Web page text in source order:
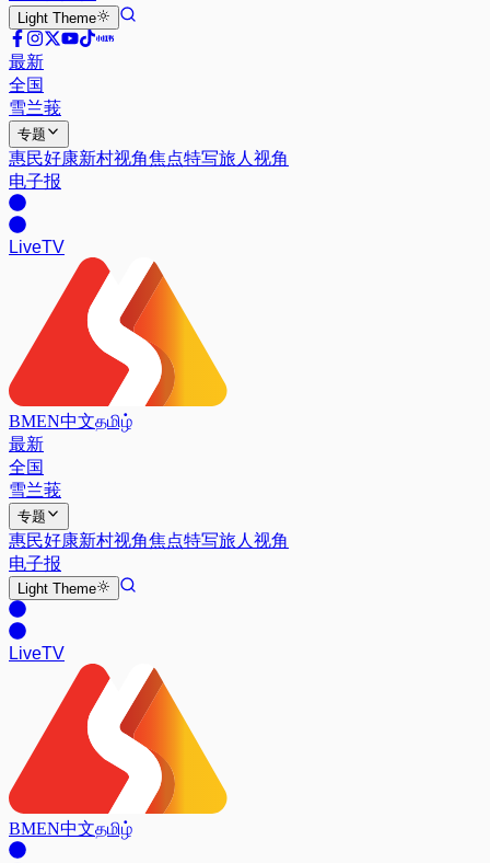
Light Theme
最新
全国
雪兰莪
专题
惠民好康新村视角焦点特写旅人视角
电子报
LiveTV
BMEN中文தமிழ்
最新
全国
雪兰莪
专题
惠民好康新村视角焦点特写旅人视角
电子报
Light Theme
LiveTV
BMEN中文தமிழ்